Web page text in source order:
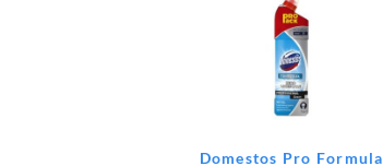
Domestos Pro Formula